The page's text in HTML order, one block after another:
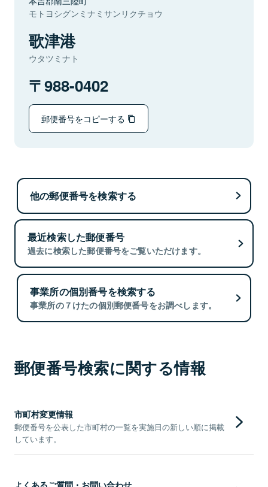
モトヨシグンミナミサンリクチョウ
歌津港
ウタツミナト
988-0402
郵便番号をコピーする
他の郵便番号を検索する
最近検索した郵便番号
過去に検索した郵便番号をご覧いただけます。
事業所の個別番号を検索する
事業所の７けたの個別郵便番号をお調べします。
郵便番号検索に関する情報
市町村変更情報
郵便番号を公表した市町村の一覧を実施日の新しい順に掲載
しています。